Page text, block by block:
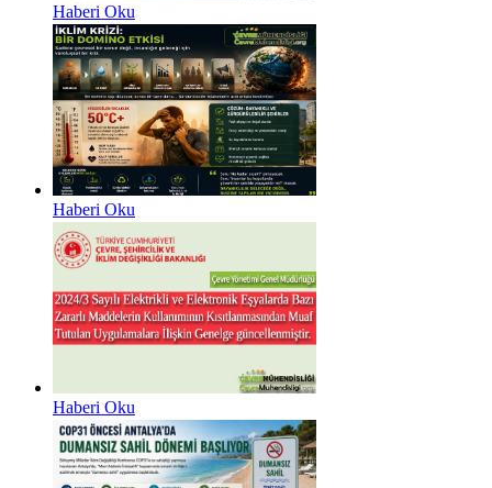
Haberi Oku
Haberi Oku
Haberi Oku